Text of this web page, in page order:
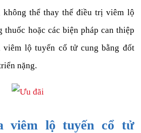
không thể thay thế điều trị viêm lộ
thuốc hoặc các biện pháp can thiệp
viêm lộ tuyến cổ tử cung bằng đốt
nặng.
viêm lộ tuyến cổ tử